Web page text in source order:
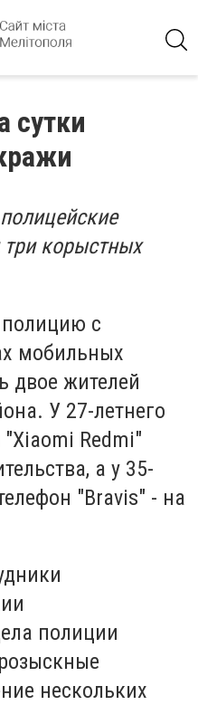
сутки
корыстных
с
мобильных
двое жителей
У 27-летнего
Redmi"
а у 35-
"Bravis" - на
полиции
нескольких